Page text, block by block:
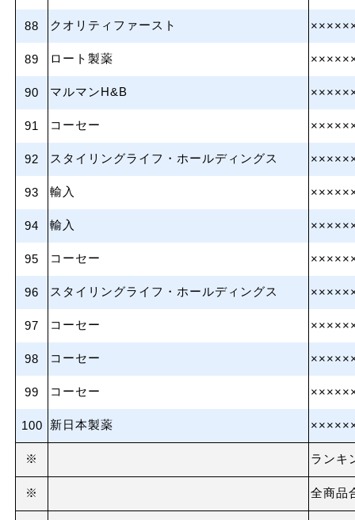
88 クオリティファースト
89 ロート製薬
90 マルマンH&B
91 コーセー
92 スタイリングライフ・ホールディングス
93 輸入
94 輸入
95 コーセー
96 スタイリングライフ・ホールディングス
97 コーセー
98 コーセー
99 コーセー
100 新日本製薬
※ ランキ
※ 全商品